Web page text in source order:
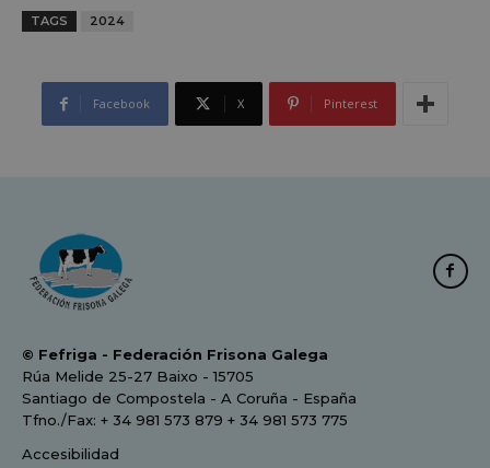
TAGS 2024
Facebook X Pinterest
© Fefriga - Federación Frisona Galega
Rúa Melide 25-27 Baixo - 15705
Santiago de Compostela - A Coruña - España
Tfno./Fax: + 34 981 573 879 + 34 981 573 775
Accesibilidad